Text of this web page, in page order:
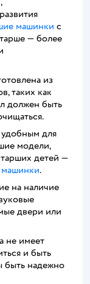
машинки с
— более
из
таких как
должен быть
для
модели,
детей —
машинки.
на наличие
двери или
не имеет
и быть
быть надежно